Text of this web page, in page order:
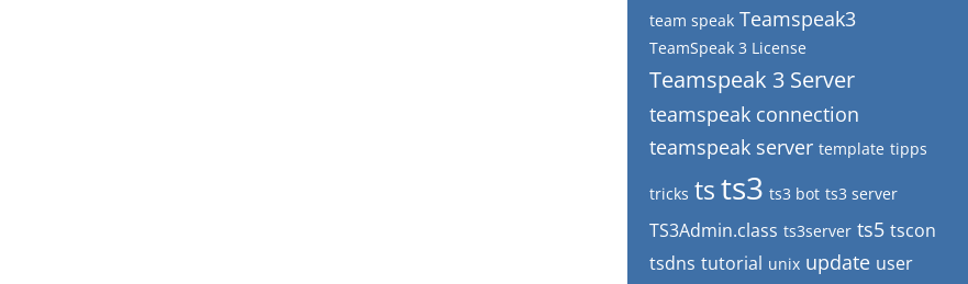
team speak Teamspeak3
TeamSpeak 3 License
Teamspeak 3 Server
teamspeak connection
teamspeak server template tipps
tricks tsts3 ts3 bot ts3 server
TS3Admin.class ts3server ts5 tscon
tsdns tutorial unix update user